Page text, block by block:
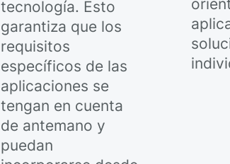
tecnología. Esto
garantiza que los
requisitos
específicos de las
aplicaciones se
tengan en cuenta
de antemano y
puedan